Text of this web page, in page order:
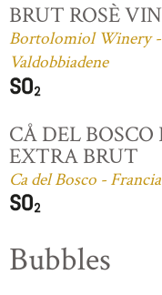
BRUT ROSÈ
Bortolomiol Winery -
Valdobbiadene
CÅ DEL BOSCO
EXTRA BRUT
Ca del Bosco -
Bubbles